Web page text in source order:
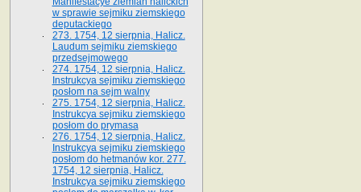
w sprawie sejmiku ziemskiego
deputackiego
273. 1754, 12 sierpnia, Halicz.
Laudum sejmiku ziemskiego
przedsejmowego
274. 1754, 12 sierpnia, Halicz.
Instrukcya sejmiku ziemskiego
posłom na sejm walny
275. 1754, 12 sierpnia, Halicz.
Instrukcya sejmiku ziemskiego
posłom do prymasa
276. 1754, 12 sierpnia, Halicz.
Instrukcya sejmiku ziemskiego
posłom do hetmanów kor. 277.
1754, 12 sierpnia, Halicz.
Instrukcya sejmiku ziemskiego